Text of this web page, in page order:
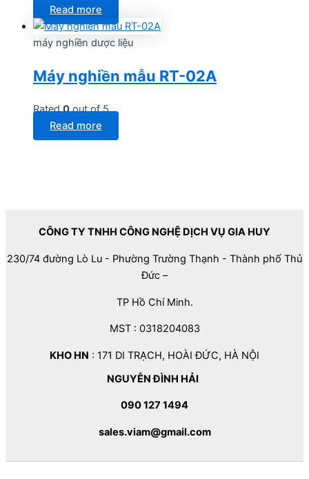
Read more
máy nghiền dược liệu
Máy nghiền mẫu RT-02A
Rated0out of 5
Read more
CÔNG TY TNHH CÔNG NGHỆ DỊCH VỤ GIA HUY
230/74 đường Lò Lu - Phường Trường Thạnh - Thành phố Thủ
Đức –
TP Hồ Chí Minh.
MST : 0318204083
KHO HN : 171 DI TRẠCH, HOÀI ĐỨC, HÀ NỘI
NGUYỄN ĐÌNH HẢI
090 127 1494
sales.viam@gmail.com